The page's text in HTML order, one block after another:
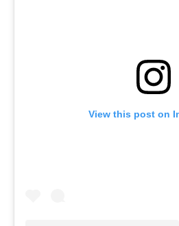
View this post on